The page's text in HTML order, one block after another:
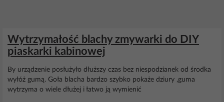
Wytrzymałość blachy zmywarki do DIY
piaskarki kabinowej
By urządzenie posłużyło dłuższy czas bez niespodzianek od środka
wyłóż gumą. Goła blacha bardzo szybko pokaże dziury ,guma
wytrzyma o wiele dłużej i łatwo ją wymienić